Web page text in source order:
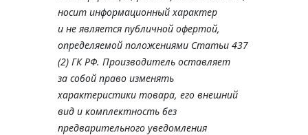
носит информационный характер
и не является публичной офертой,
определяемой положениями Статьи 437
(2) ГК РФ. Производитель оставляет
за собой право изменять
характеристики товара, его внешний
вид и комплектность без
предварительного уведомления